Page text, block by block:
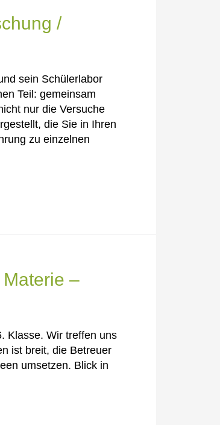
/
sein Schülerlabor
Teil: gemeinsam
nur die Versuche
die Sie in Ihren
zu einzelnen
–
Klasse. Wir treffen uns
ist breit, die Betreuer
umsetzen. Blick in